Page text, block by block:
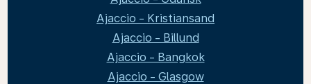
Ajaccio - Kristiansand
Ajaccio - Billund
Ajaccio - Bangkok
Ajaccio - Glasgow